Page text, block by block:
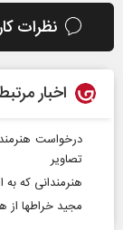
نظرات
اخبار
درخواست
تصاویر
هنرمندانی که
مجید خراطها